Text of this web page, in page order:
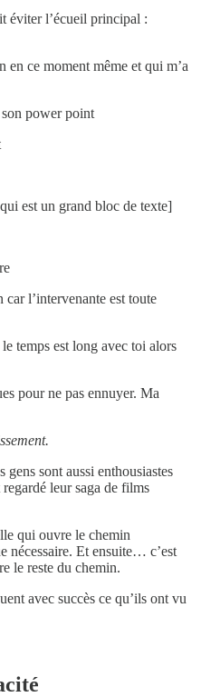
éviter l’écueil principal :
en ce moment même et qui m’a
power point
est un grand bloc de texte]
l’intervenante est toute
temps est long avec toi alors
pour ne pas ennuyer. Ma
gens sont aussi enthousiastes
leur saga de films
qui ouvre le chemin
nécessaire. Et ensuite… c’est
le reste du chemin.
avec succès ce qu’ils ont vu